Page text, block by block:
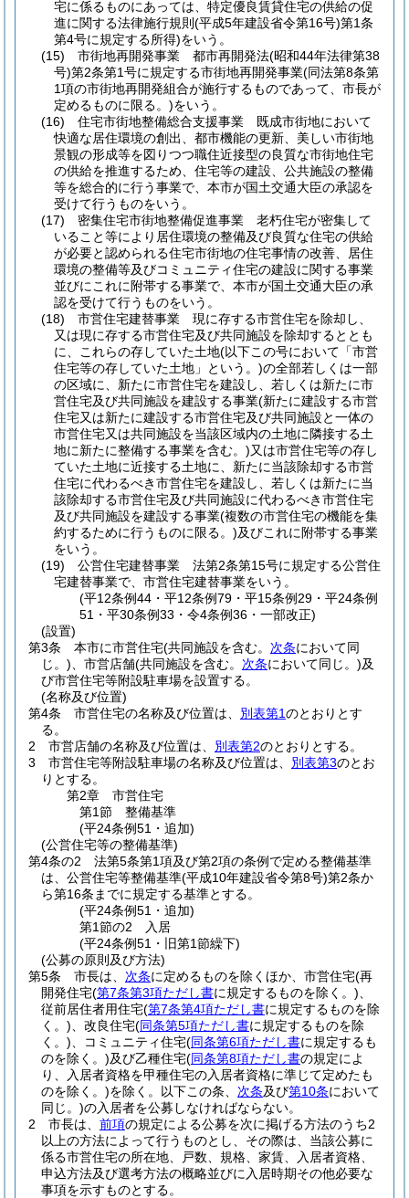
宅に係るものにあっては、特定優良賃貸住宅の供給の促
進に関する法律施行規則 (平成5年建設省令第16号)第1条
第4号に規定する所得)をいう。
(15)
市街地再開発事業 都市再開発法(昭和44年法律第38
号)第2条第1号に規定する市街地再開発事業(同法第8条第
1項の市街地再開発組合が施行するものであって、市長が
定めるものに限る。)をいう。
(16)
住宅市街地整備総合支援事業 既成市街地において
快適な居住環境の創出、都市機能の更新、美しい市街地
景観の形成等を図りつつ職住近接型の良質な市街地住宅
の供給を推進するため、住宅等の建設、公共施設の整備
等を総合的に行う事業で、本市が国土交通大臣の承認を
受けて行うものをいう。
(17)
密集住宅市街地整備促進事業 老朽住宅が密集して
いること等により居住環境の整備及び良質な住宅の供給
が必要と認められる住宅市街地の住宅事情の改善、居住
環境の整備等及びコミュニティ住宅の建設に関する事業
並びにこれに附帯する事業で、本市が国土交通大臣の承
認を受けて行うものをいう。
(18)
市営住宅建替事業 現に存する市営住宅を除却し、
又は現に存する市営住宅及び共同施設を除却するととも
に、これらの存していた土地(以下この号において「市営
住宅等の存していた土地」という。)の全部若しくは一部
の区域に、新たに市営住宅を建設し、若しくは新たに市
営住宅及び共同施設を建設する事業(新たに建設する市営
住宅又は新たに建設する市営住宅及び共同施設と一体の
市営住宅又は共同施設を当該区域内の土地に隣接する土
地に新たに整備する事業を含む。)又は市営住宅等の存し
ていた土地に近接する土地に、新たに当該除却する市営
住宅に代わるべき市営住宅を建設し、若しくは新たに当
該除却する市営住宅及び共同施設に代わるべき市営住宅
及び共同施設を建設する事業(複数の市営住宅の機能を集
約するために行うものに限る。)及びこれに附帯する事業
をいう。
(19)
公営住宅建替事業 法第2条第15号に規定する公営住
宅建替事業で、市営住宅建替事業をいう。
(平12条例44・平12条例79・平15条例29・平24条例
51・平30条例33・令4条例36・一部改正)
(設置)
第3条
本市に市営住宅(共同施設を含む。 次条において同
じ。) 、市営店舗(共同施設を含む。 次条において同じ。)及
び市営住宅等附設駐車場を設置する。
(名称及び位置)
第4条
市営住宅の名称及び位置は、 別表第1のとおりとす
る。
2
市営店舗の名称及び位置は、 別表第2のとおりとする。
3
市営住宅等附設駐車場の名称及び位置は、 別表第3のとお
りとする。
第2章
市営住宅
第1節
整備基準
(平24条例51・追加)
(公営住宅等の整備基準)
第4条の2
法第5条第1項及び第2項の条例で定める整備基準
は、公営住宅等整備基準(平成10年建設省令第8号)第2条か
ら第16条までに規定する基準とする。
(平24条例51・追加)
第1節の2
入居
(平24条例51・旧第1節繰下)
(公募の原則及び方法)
第5条
市長は、 次条に定めるものを除くほか、市営住宅(再
開発住宅(第7条第3項ただし書に規定するものを除く。)
従前居住者用住宅(第7条第4項ただし書に規定するものを除
く。) 、改良住宅(同条第5項ただし書に規定するものを除
く。) 、コミュニティ住宅(同条第6項ただし書に規定するも
のを除く。)及び乙種住宅(同条第8項ただし書の規定によ
り、入居者資格を甲種住宅の入居者資格に準じて定めたも
のを除く。)を除く。以下この条、 次条及び第10条において
同じ。)の入居者を公募しなければならない。
2
市長は、 前項の規定による公募を次に掲げる方法のうち2
以上の方法によって行うものとし、その際は、当該公募に
係る市営住宅の所在地、戸数、規格、家賃、入居者資格、
申込方法及び選考方法の概略並びに入居時期その他必要な
事項を示すものとする。